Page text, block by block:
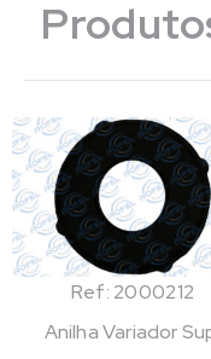
Ref: 2000212
Anilha Variador